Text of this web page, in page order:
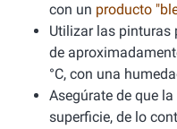
con un producto
Utilizar las pinturas
de
°C, con una
Asegúrate de que
superficie, de lo